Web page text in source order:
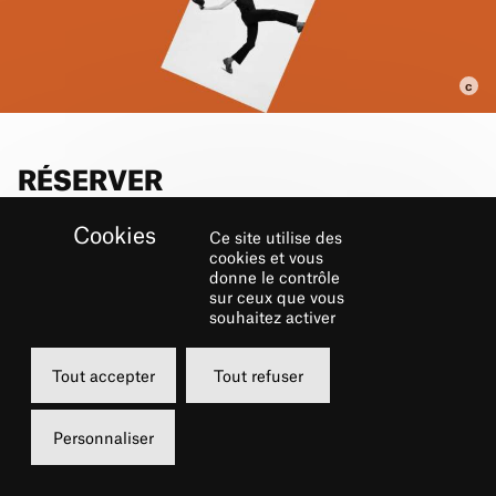
RÉSERVER
Samedi
15 février 2025
Grand Foyer
15 €
Carte châtelet
Ce site utilise des
cookies et vous
donne le contrôle
sur ceux que vous
souhaitez activer
Tout accepter Tout refuser
Personnaliser